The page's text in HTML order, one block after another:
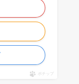
ポチップ